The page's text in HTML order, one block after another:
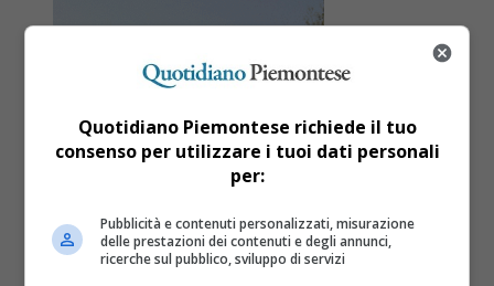
Piemonte12 anni fa
Quotidiano Piemontese richiede il tuo
consenso per utilizzare i tuoi dati personali
per:
Pubblicità e contenuti personalizzati, misurazione
delle prestazioni dei contenuti e degli annunci,
ricerche sul pubblico, sviluppo di servizi